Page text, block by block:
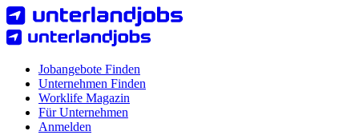
Jobangebote Finden
Unternehmen Finden
Worklife Magazin
Für Unternehmen
Anmelden